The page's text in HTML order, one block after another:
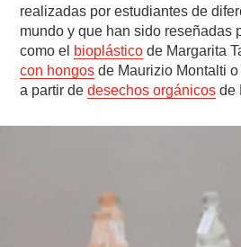
realizadas por estudiantes de
mundo y que han sido reseñadas
como el bioplástico de Margarita
con hongos de Maurizio Montalti
a partir dedesechos orgánicos de